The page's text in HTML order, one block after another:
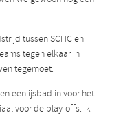
tussen SCHC en
tegen elkaar in
tegemoet.
een ijsbad in voor het
voor de play-offs. Ik